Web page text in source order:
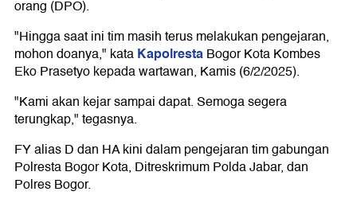
orang (DPO).
"Hingga saat ini tim masih terus melakukan pengejaran,
mohon doanya," kataKapolrestaBogor Kota Kombes
Eko Prasetyo kepada wartawan, Kamis (6/2/2025).
"Kami akan kejar sampai dapat. Semoga segera
terungkap," tegasnya.
FY alias D dan HA kini dalam pengejaran tim gabungan
Polresta Bogor Kota, Ditreskrimum Polda Jabar, dan
Polres Bogor.